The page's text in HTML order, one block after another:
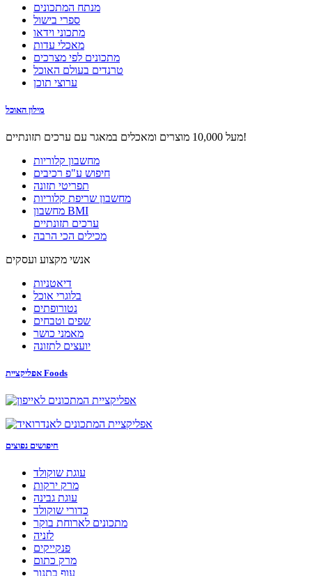
מנתח המתכונים
ספרי בישול
מתכוני וידאו
מאכלי עדות
מתכונים לפי מצרכים
טרנדים בעולם האוכל
ערוצי תוכן
מילון האוכל
מעל 10,000 מוצרים ומאכלים במאגר עם ערכים תזונתיים!
מחשבון קלוריות
חיפוש ע"פ רכיבים
תפריטי תזונה
מחשבון שריפת קלוריות
מחשבון BMI
ערכים תזונתיים
מכילים הכי הרבה
אנשי מקצוע ועסקים
דיאטניות
בלוגרי אוכל
נטורופתים
שפים וטבחים
מאמני כושר
יועצים לתזונה
אפליקציית Foods
חיפושים נפוצים
עוגת שוקולד
מרק ירקות
עוגת גבינה
כדורי שוקולד
מתכונים לארוחת בוקר
לזניה
פנקייקים
מרק כתום
עוף בתנור